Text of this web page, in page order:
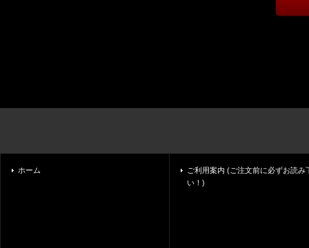
ホーム
ご利用案内 (ご注文前に必ずお読み
い！)